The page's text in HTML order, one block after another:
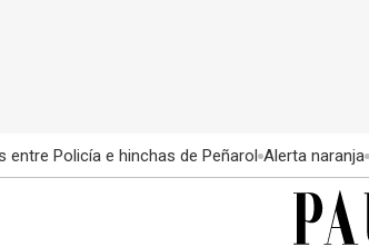
entre Policía e hinchas de Peñarol Alerta naranja